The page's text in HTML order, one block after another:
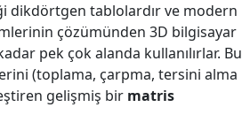
dikdörtgen tablolardır ve modern
çözümünden 3D bilgisayar
pek çok alanda kullanılırlar. Bu
(toplama, çarpma, tersini alma
gelişmiş bir matris